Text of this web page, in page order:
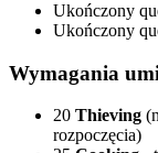
Ukończony
Ukończony
Wymagania
20 Thieving
rozpoczęcia)